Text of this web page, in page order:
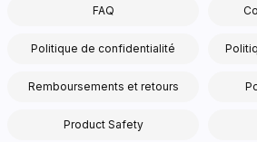
FAQ
Politique de confidentialité
Remboursements et retours
Product Safety